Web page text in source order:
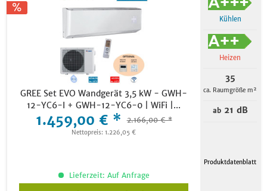
GREE Set EVO Wandgerät 3,5 kW - GWH-
12-YC6-I + GWH-12-YC6-0 | WiFi |...
1.459,00 € * 2.166,00 € *
Nettopreis: 1.226,05 €
Kühlen
Heizen
35
ca. Raumgröße m²
ab21 dB
Produktdatenblatt
Lieferzeit: Auf Anfrage